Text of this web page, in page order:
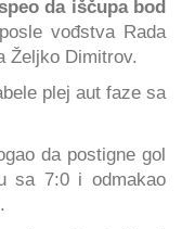
da iščupa bod
vođstva Rada
Željko Dimitrov.
plej aut faze sa
da postigne gol
sa 7:0 i odmakao